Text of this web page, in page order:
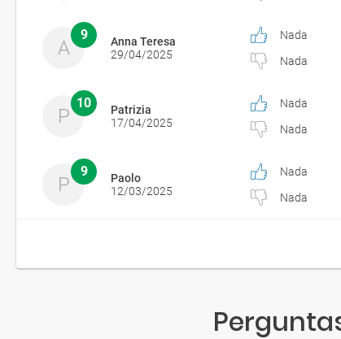
A
9
Anna Teresa
29/04/2025
Nada
Nada
P
10
Patrizia
17/04/2025
Nada
Nada
P
9
Paolo
12/03/2025
Nada
Nada